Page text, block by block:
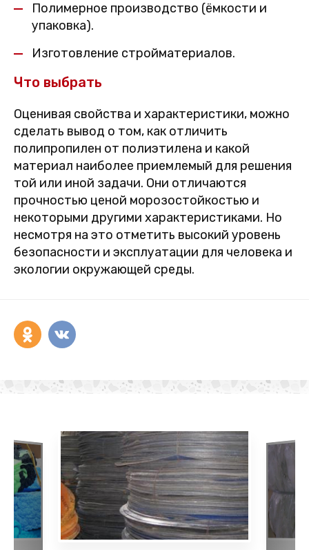
Полимерное производство (ёмкости и
упаковка).
Изготовление стройматериалов.
Что выбрать
Оценивая свойства и характеристики, можно
сделать вывод о том, как отличить
полипропилен от полиэтилена и какой
материал наиболее приемлемый для решения
той или иной задачи. Они отличаются
прочностью ценой морозостойкостью и
некоторыми другими характеристиками. Но
несмотря на это отметить высокий уровень
безопасности и эксплуатации для человека и
экологии окружающей среды.